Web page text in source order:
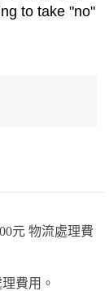
to take "no"
元 物流處理費
費用。